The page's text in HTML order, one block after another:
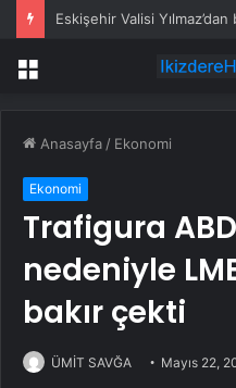
Menü
Anasayfa / Ekonomi
Ekonomi
Trafigura
nedeniyle
bakır çekti
ÜMİT SAVĞA Mayıs 22,